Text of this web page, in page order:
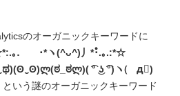
のオーガニックキーワードに
｡.゚゚･*ヽ(^ᴗ^)丿*･゚゚.｡.:*☆
͡° ͜ʖ ͡°)ヽ(゚д゚)
という謎のオーガニックキーワード